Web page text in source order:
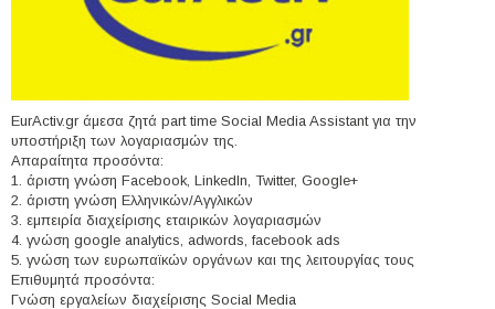
EurActiv.gr άμεσα ζητά part time Social Media Assistant για την
υποστήριξη των λογαριασμών της.
Απαραίτητα προσόντα:
1. άριστη γνώση Facebook, LinkedIn, Twitter, Google+
2. άριστη γνώση Ελληνικών/Αγγλικών
3. εμπειρία διαχείρισης εταιρικών λογαριασμών
4. γνώση google analytics, adwords, facebook ads
5. γνώση των ευρωπαϊκών οργάνων και της λειτουργίας τους
Επιθυμητά προσόντα:
Γνώση εργαλείων διαχείρισης Social Media